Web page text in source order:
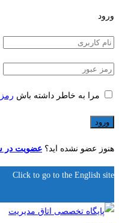
ورود
مرا به خاطر داشته باش
هنوز عضو نشده اید؟ عضویت در
Click to go to the English site